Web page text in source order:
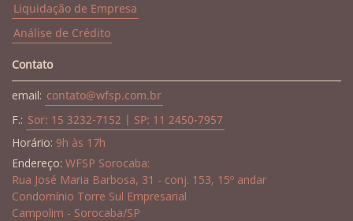
Liquidação de Empresa
Análise de Crédito
Contato
email: contato@wfsp.com.br
F.: Sor: 15 3232-7152 | SP: 11 2450-7957
Horário: 9h às 17h
Endereço: WFSP Sorocaba:
Rua José Maria Barbosa, 31 - conj. 153, 15º andar
Condomínio Torre Sul Empresarial
Campolim - Sorocaba/SP